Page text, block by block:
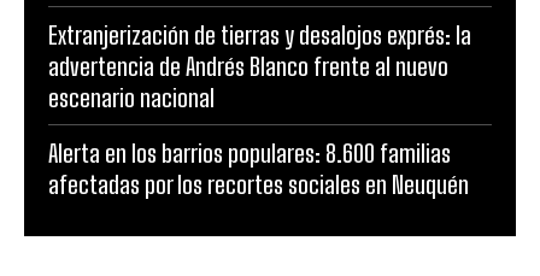
Extranjerización de tierras y desalojos exprés: la
advertencia de Andrés Blanco frente al nuevo
escenario nacional
Alerta en los barrios populares: 8.600 familias
afectadas por los recortes sociales en Neuquén